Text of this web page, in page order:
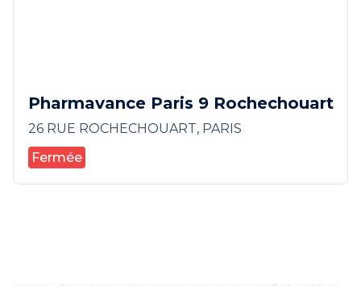
Pharmavance Paris 9 Rochechouart
26 RUE ROCHECHOUART, PARIS
Fermée